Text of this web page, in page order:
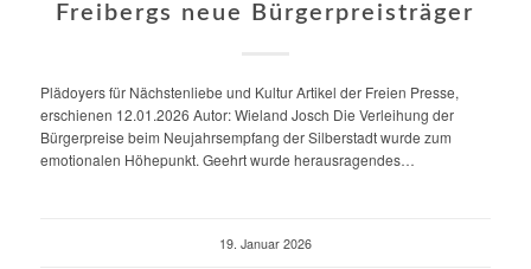
Freibergs neue Bürgerpreisträger
Plädoyers für Nächstenliebe und Kultur Artikel der Freien Presse,
erschienen 12.01.2026 Autor: Wieland Josch Die Verleihung der
Bürgerpreise beim Neujahrsempfang der Silberstadt wurde zum
emotionalen Höhepunkt. Geehrt wurde herausragendes…
19. Januar 2026